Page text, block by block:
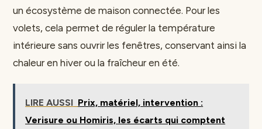
un écosystème de maison connectée. Pour les
volets, cela permet de réguler la température
intérieure sans ouvrir les fenêtres, conservant ainsi la
chaleur en hiver ou la fraîcheur en été.
LIRE AUSSI Prix, matériel, intervention :
Verisure ou Homiris, les écarts qui comptent